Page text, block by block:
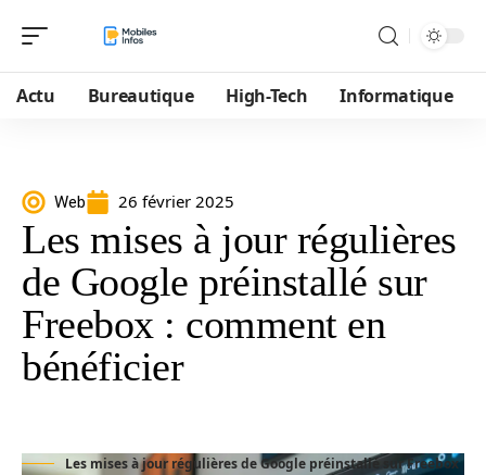
Actu Bureautique High-Tech Informatique
Web 26 février 2025
Les mises à jour régulières
de Google préinstallé sur
Freebox : comment en
bénéficier
Les mises à jour régulières de Google préinstallé sur Freebox